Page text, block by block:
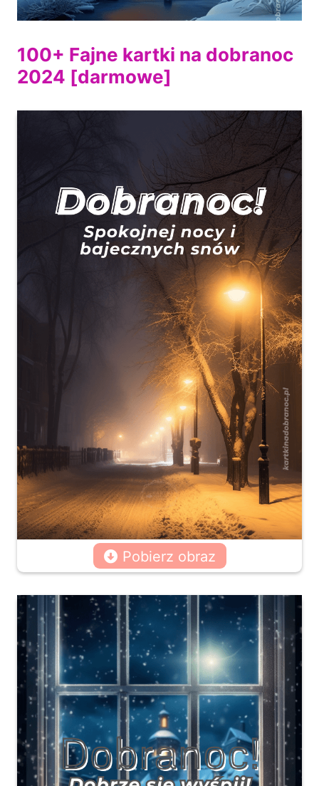
100+ Fajne kartki na dobranoc
2024 [darmowe]
Pobierz obraz